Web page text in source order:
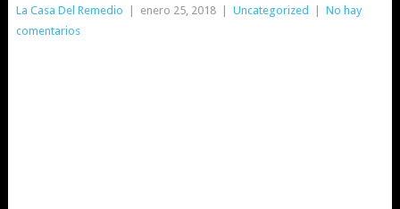
La Casa Del Remedio enero 25, 2018 Uncategorized
No hay
comentarios